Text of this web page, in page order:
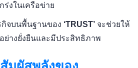
ร่งในเครือข่าย
กิจบนพื้นฐานของ ‘TRUST’ จะช่วยให้
ย่างยั่งยืนและมีประสิทธิภาพ